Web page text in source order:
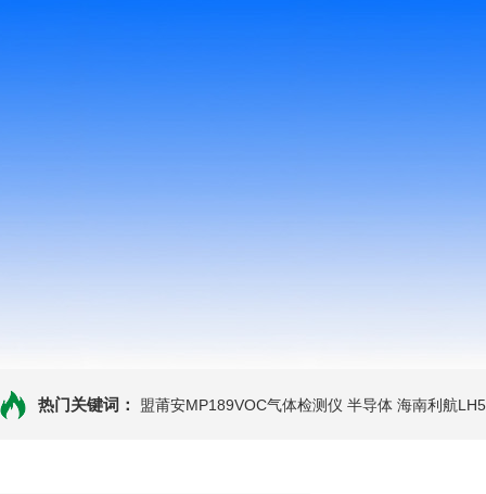
热门关键词： 盟莆安MP189VOC气体检测仪 半导体 海南利航